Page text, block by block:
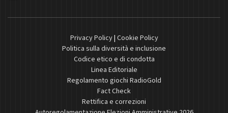
Privacy Policy| Cookie Policy
Politica sulla diversità e inclusione
Codice etico e di condotta
Linea Editoriale
Regolamento giochi RadioGold
Fact Check
Rettifica e correzioni